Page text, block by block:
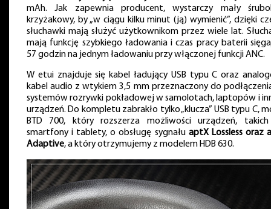
mAh. Jak zapewnia producent, wystarczy mały
krzyżakowy, by „w ciągu kilku minut (ją) wymienić”, dzięki
słuchawki mają służyć użytkownikom przez wiele lat.
mają funkcję szybkiego ładowania i czas pracy baterii
57 godzin na jednym ładowaniu przy włączonej funkcji ANC.
W etui znajduje się kabel ładujący USB typu C oraz
kabel audio z wtykiem 3,5 mm przeznaczony do
systemów rozrywki pokładowej w samolotach, laptopów i
urządzeń. Do kompletu zabrakło tylko „klucza” USB typu C,
BTD 700, który rozszerza możliwości urządzeń,
smartfony i tablety, o obsługę sygnału aptX Lossless oraz
Adaptive, a który otrzymujemy z modelem HDB 630.